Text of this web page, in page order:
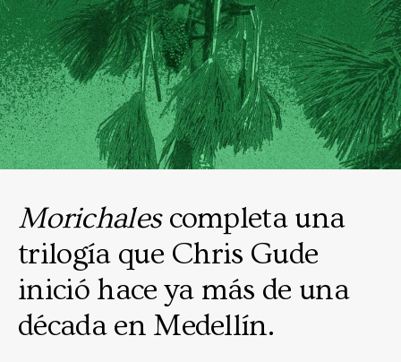
Morichalescompleta una
trilogía que Chris Gude
inició hace ya más de una
década en Medellín.